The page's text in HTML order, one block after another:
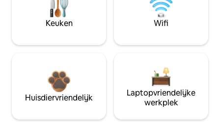
Keuken Wifi
Huisdiervriendelijk
Laptopvriendelijke
werkplek